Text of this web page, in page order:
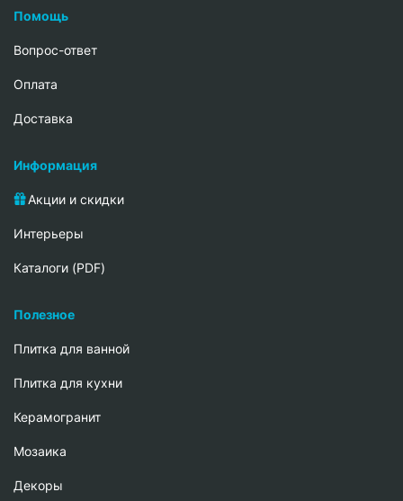
Помощь
Вопрос-ответ
Oплата
Доставка
Информация
Акции и скидки
Интерьеры
Каталоги (PDF)
Полезное
Плитка для ванной
Плитка для кухни
Керамогранит
Мозаика
Декоры